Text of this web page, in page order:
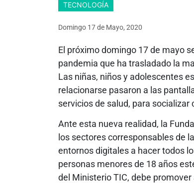
TECNOLOGÍA
Domingo 17de Mayo, 2020
El próximo domingo 17 de mayo
pandemia que ha trasladado la
Las niñas, niños y adolescentes
relacionarse pasaron a las
servicios de salud, para
Ante esta nueva realidad, la
los sectores corresponsables de
entornos digitales a hacer todos
personas menores de 18 años
del Ministerio TIC, debe